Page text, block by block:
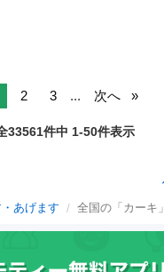
2 3 ... 次へ
33561件中 1-50件表示
あげます 全国の「カーキ」